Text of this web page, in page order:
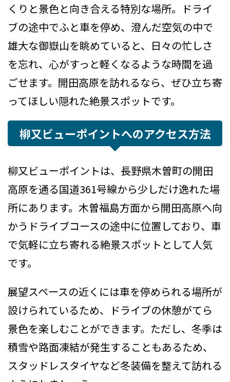
くりと景色と向き合える特別な場所。ドライ
ブの途中でふと車を停め、澄んだ空気の中で
雄大な御嶽山を眺めていると、日々の忙しさ
を忘れ、心がすっと軽くなるような時間を過
ごせます。開田高原を訪れるなら、ぜひ立ち寄
ってほしい隠れた絶景スポットです。
柳又ビューポイントへのアクセス方法
柳又ビューポイントは、長野県木曽町の開田
高原を通る国道361号線から少しだけ逸れた場
所にあります。木曽福島方面から開田高原へ向
かうドライブコースの途中に位置しており、車
で気軽に立ち寄れる絶景スポットとして人気
です。
展望スペースの近くには車を停められる場所が
設けられているため、ドライブの休憩がてら
景色を楽しむことができます。ただし、冬季は
積雪や路面凍結が発生することもあるため、
スタッドレスタイヤなど冬装備を整えて訪れる